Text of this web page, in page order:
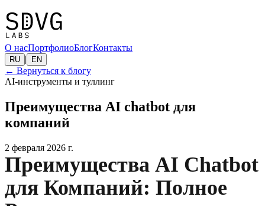
О насПортфолиоБлогКонтакты
RU | EN
← Вернуться к блогу
AI-инструменты и туллинг
Преимущества AI chatbot для
компаний
2 февраля 2026 г.
Преимущества AI Chatbot
для Компаний: Полное